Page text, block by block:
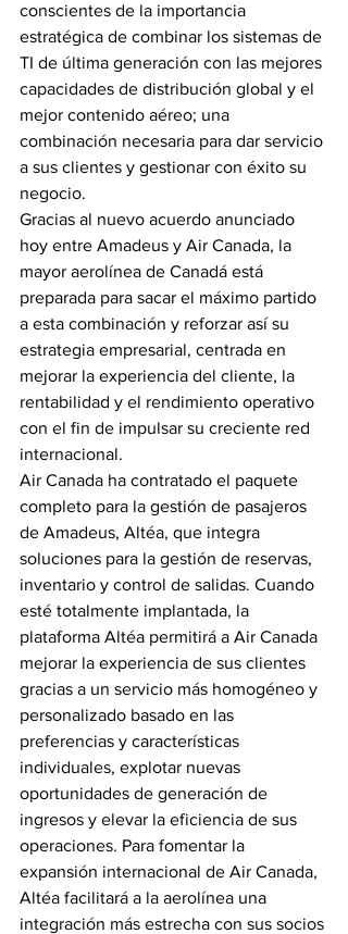
conscientes de la importancia
estratégica de combinar los sistemas de
TI de última generación con las mejores
capacidades de distribución global y el
mejor contenido aéreo; una
combinación necesaria para dar servicio
a sus clientes y gestionar con éxito su
negocio.
Gracias al nuevo acuerdo anunciado
hoy entre Amadeus y Air Canada, la
mayor aerolínea de Canadá está
preparada para sacar el máximo partido
a esta combinación y reforzar así su
estrategia empresarial, centrada en
mejorar la experiencia del cliente, la
rentabilidad y el rendimiento operativo
con el fin de impulsar su creciente red
internacional.
Air Canada ha contratado el paquete
completo para la gestión de pasajeros
de Amadeus, Altéa, que integra
soluciones para la gestión de reservas,
inventario y control de salidas. Cuando
esté totalmente implantada, la
plataforma Altéa permitirá a Air Canada
mejorar la experiencia de sus clientes
gracias a un servicio más homogéneo y
personalizado basado en las
preferencias y características
individuales, explotar nuevas
oportunidades de generación de
ingresos y elevar la eficiencia de sus
operaciones. Para fomentar la
expansión internacional de Air Canada,
Altéa facilitará a la aerolínea una
integración más estrecha con sus socios